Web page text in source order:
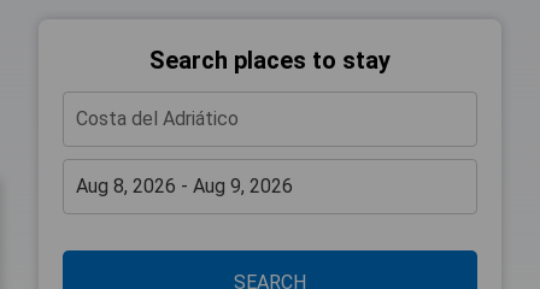
Search places to stay
SEARCH